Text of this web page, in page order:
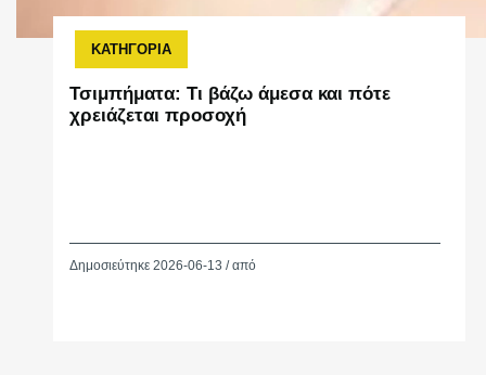
ΚΑΤΗΓΟΡΙΑ
Τσιμπήματα: Τι βάζω άμεσα και πότε
χρειάζεται προσοχή
Δημοσιεύτηκε 2026-06-13 / από